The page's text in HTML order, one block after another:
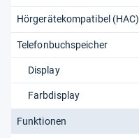
Hörgerätekompatibel (HAC)
Telefonbuchspeicher
Display
Farbdisplay
Funktionen